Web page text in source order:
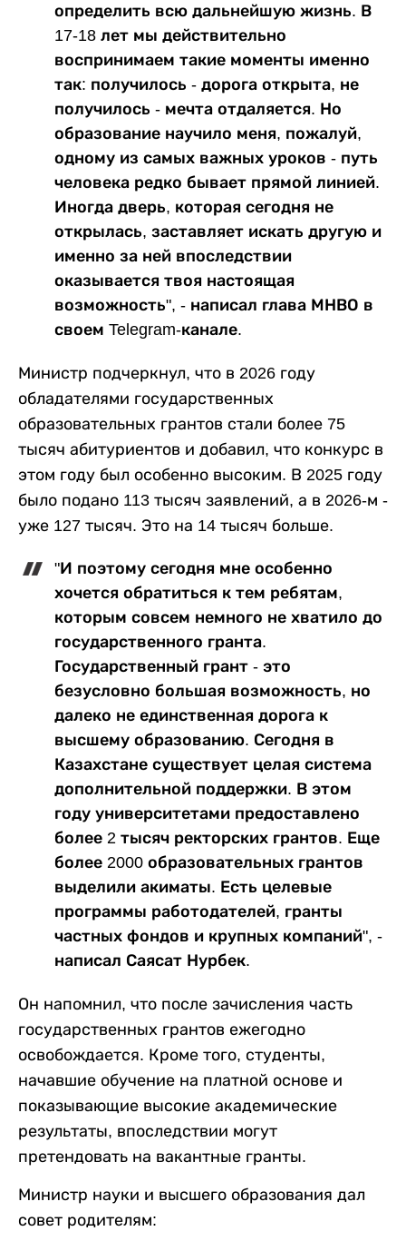
определить всю дальнейшую жизнь. В
17-18 лет мы действительно
воспринимаем такие моменты именно
так: получилось - дорога открыта, не
получилось - мечта отдаляется. Но
образование научило меня, пожалуй,
одному из самых важных уроков - путь
человека редко бывает прямой линией.
Иногда дверь, которая сегодня не
открылась, заставляет искать другую и
именно за ней впоследствии
оказывается твоя настоящая
возможность", - написал глава МНВО в
своем Telegram-канале.
Министр подчеркнул, что в 2026 году
обладателями государственных
образовательных грантов стали более 75
тысяч абитуриентов и добавил, что конкурс в
этом году был особенно высоким. В 2025 году
было подано 113 тысяч заявлений, а в 2026-м -
уже 127 тысяч. Это на 14 тысяч больше.
"И поэтому сегодня мне особенно
хочется обратиться к тем ребятам,
которым совсем немного не хватило до
государственного гранта.
Государственный грант - это
безусловно большая возможность, но
далеко не единственная дорога к
высшему образованию. Сегодня в
Казахстане существует целая система
дополнительной поддержки. В этом
году университетами предоставлено
более 2 тысяч ректорских грантов. Еще
более 2000 образовательных грантов
выделили акиматы. Есть целевые
программы работодателей, гранты
частных фондов и крупных компаний", -
написал Саясат Нурбек.
Он напомнил, что после зачисления часть
государственных грантов ежегодно
освобождается. Кроме того, студенты,
начавшие обучение на платной основе и
показывающие высокие академические
результаты, впоследствии могут
претендовать на вакантные гранты.
Министр науки и высшего образования дал
совет родителям: